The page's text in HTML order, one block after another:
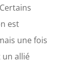
est
une fois
un allié